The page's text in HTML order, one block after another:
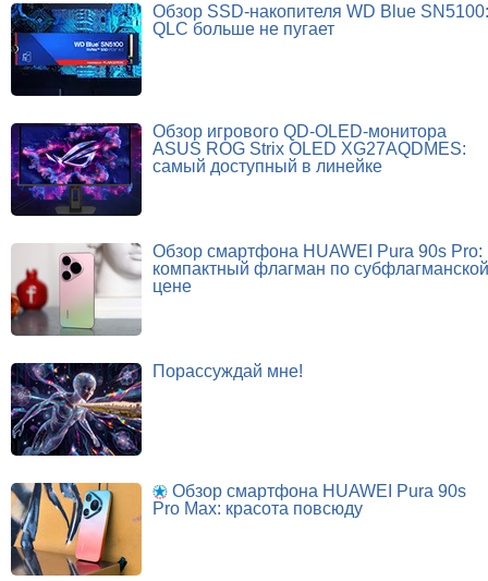
Обзор SSD-накопителя WD Blue SN5100:
QLC больше не пугает
Обзор игрового QD-OLED-монитора
ASUS ROG Strix OLED XG27AQDMES:
самый доступный в линейке
Обзор смартфона HUAWEI Pura 90s Pro:
компактный флагман по субфлагманской
цене
Порассуждай мне!
Обзор смартфона HUAWEI Pura 90s
Pro Max: красота повсюду